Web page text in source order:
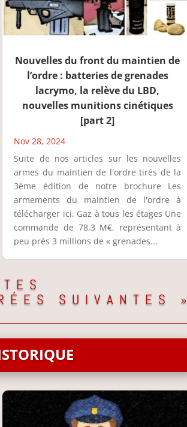
Nouvelles du front du maintien de
l’ordre : batteries de grenades
lacrymo, la relève du LBD,
nouvelles munitions cinétiques
[part 2]
Nov 28, 2024
Suite de nos articles sur les nouvelles
armes du maintien de l'ordre tirés de la
3ème édition de notre brochure Les
armements du maintien de l'ordre à
télécharger ici. Gaz à tous les étages Une
commande de 78,3 M€, représentant à
peu près 3 millions de « grenades...
SUIVANTES »